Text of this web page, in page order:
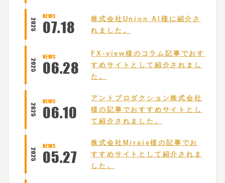
2025
NEWS
07.18
株式会社Union AI様に紹介さ
れました。
2025
NEWS
06.28
FX-view様のコラム記事でおす
すめサイトとして紹介されまし
た。
2025
NEWS
06.10
アントプロダクション株式会社
様の記事でおすすめサイトとし
て紹介されました。
2025
NEWS
05.27
株式会社Miraie様の記事でお
すすめサイトとして紹介されま
した。